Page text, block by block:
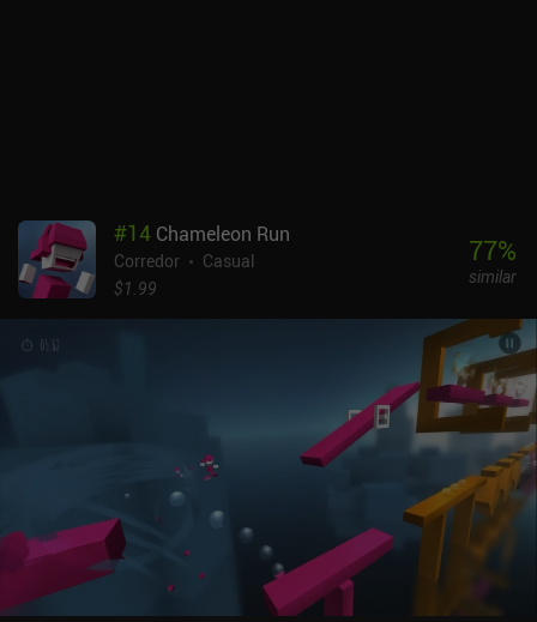
#14 Chameleon Run
Corredor
Casual
$1.99
77%
similar